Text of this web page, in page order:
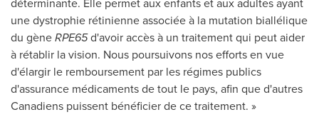
une dystrophie rétinienne associée à la mutation biallélique
du gèneRPE65d'avoir accès à un traitement qui peut aider
à rétablir la vision. Nous poursuivons nos efforts en vue
d'élargir le remboursement par les régimes publics
d'assurance médicaments de tout le pays, afin que d'autres
Canadiens puissent bénéficier de ce traitement. »